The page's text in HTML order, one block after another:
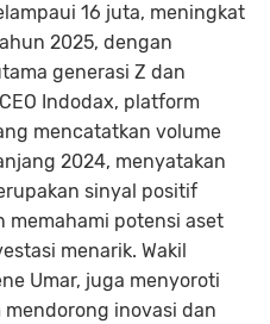
16 juta, meningkat
2025, dengan
generasi Z dan
Indodax, platform
mencatatkan volume
2024, menyatakan
sinyal positif
memahami potensi aset
menarik. Wakil
Umar, juga menyoroti
inovasi dan